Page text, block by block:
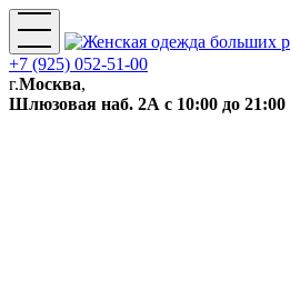
+7 (925) 052-51-00
г.Москва,
Шлюзовая наб. 2А с 10:00 до 21:00